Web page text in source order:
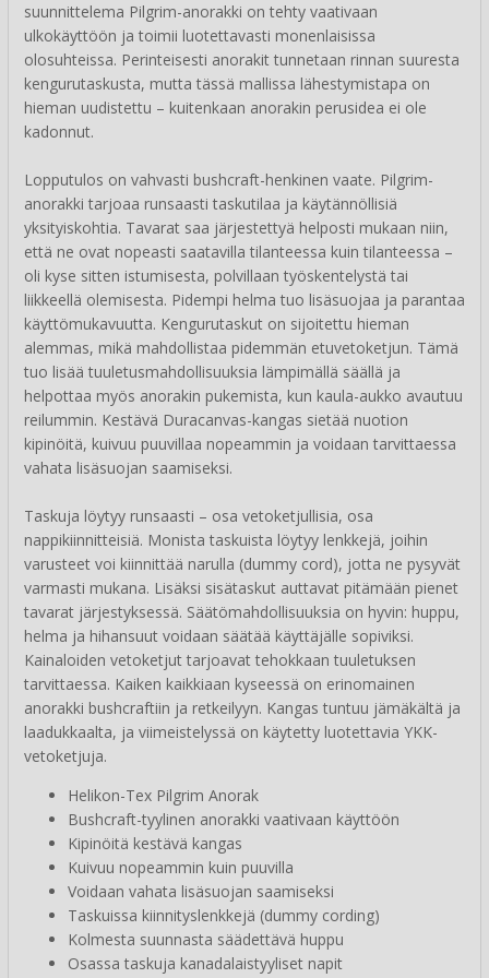
suunnittelema Pilgrim-anorakki on tehty vaativaan
ulkokäyttöön ja toimii luotettavasti monenlaisissa
olosuhteissa. Perinteisesti anorakit tunnetaan rinnan suuresta
kengurutaskusta, mutta tässä mallissa lähestymistapa on
hieman uudistettu – kuitenkaan anorakin perusidea ei ole
kadonnut.
Lopputulos on vahvasti bushcraft-henkinen vaate. Pilgrim-
anorakki tarjoaa runsaasti taskutilaa ja käytännöllisiä
yksityiskohtia. Tavarat saa järjestettyä helposti mukaan niin,
että ne ovat nopeasti saatavilla tilanteessa kuin tilanteessa –
oli kyse sitten istumisesta, polvillaan työskentelystä tai
liikkeellä olemisesta. Pidempi helma tuo lisäsuojaa ja parantaa
käyttömukavuutta. Kengurutaskut on sijoitettu hieman
alemmas, mikä mahdollistaa pidemmän etuvetoketjun. Tämä
tuo lisää tuuletusmahdollisuuksia lämpimällä säällä ja
helpottaa myös anorakin pukemista, kun kaula-aukko avautuu
reilummin. Kestävä Duracanvas-kangas sietää nuotion
kipinöitä, kuivuu puuvillaa nopeammin ja voidaan tarvittaessa
vahata lisäsuojan saamiseksi.
Taskuja löytyy runsaasti – osa vetoketjullisia, osa
nappikiinnitteisiä. Monista taskuista löytyy lenkkejä, joihin
varusteet voi kiinnittää narulla (dummy cord), jotta ne pysyvät
varmasti mukana. Lisäksi sisätaskut auttavat pitämään pienet
tavarat järjestyksessä. Säätömahdollisuuksia on hyvin: huppu,
helma ja hihansuut voidaan säätää käyttäjälle sopiviksi.
Kainaloiden vetoketjut tarjoavat tehokkaan tuuletuksen
tarvittaessa. Kaiken kaikkiaan kyseessä on erinomainen
anorakki bushcraftiin ja retkeilyyn. Kangas tuntuu jämäkältä ja
laadukkaalta, ja viimeistelyssä on käytetty luotettavia YKK-
vetoketjuja.
Helikon-Tex Pilgrim Anorak
Bushcraft-tyylinen anorakki vaativaan käyttöön
Kipinöitä kestävä kangas
Kuivuu nopeammin kuin puuvilla
Voidaan vahata lisäsuojan saamiseksi
Taskuissa kiinnityslenkkejä (dummy cording)
Kolmesta suunnasta säädettävä huppu
Osassa taskuja kanadalaistyyliset napit